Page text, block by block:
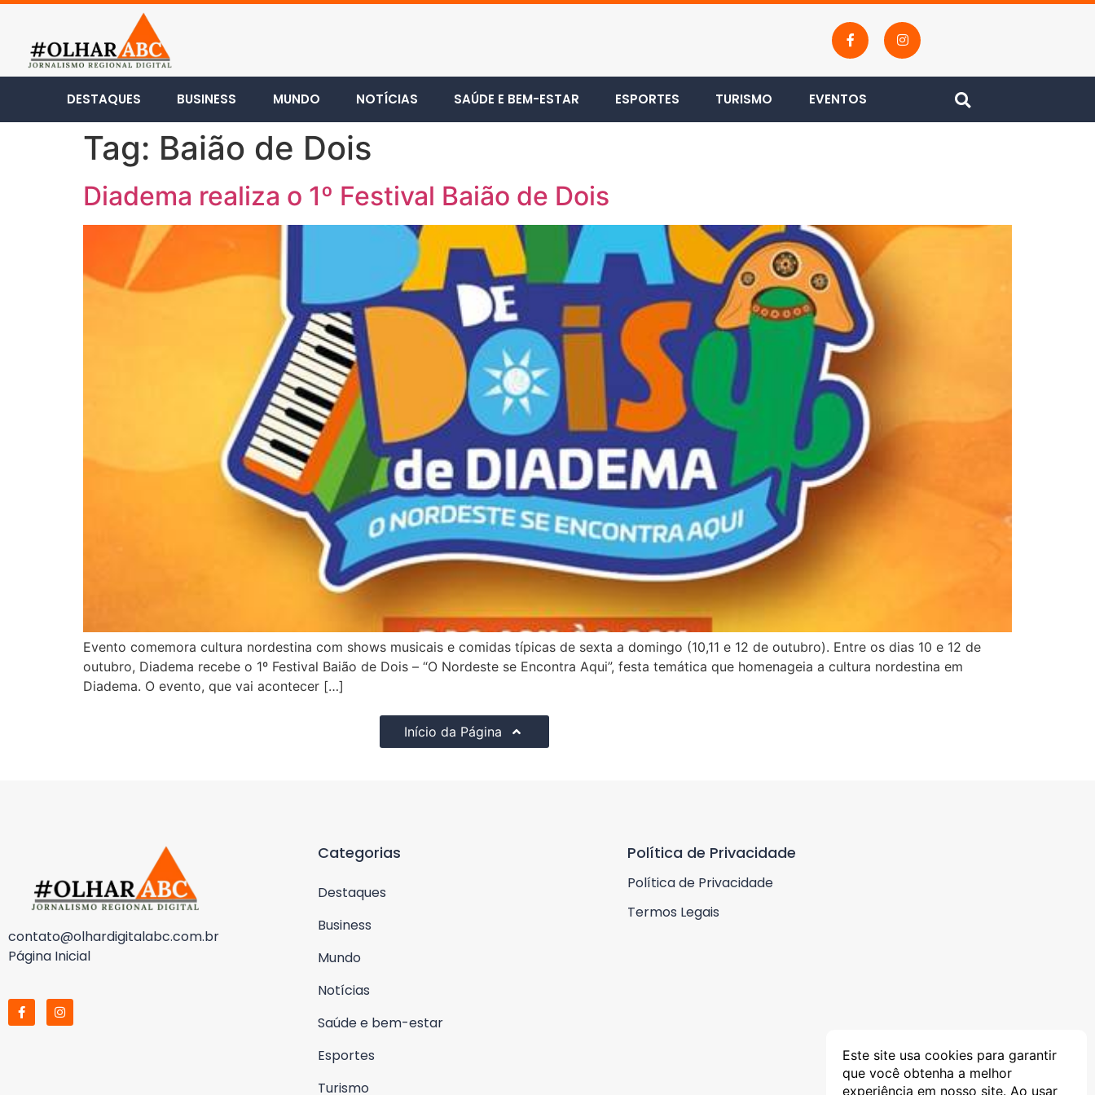
DESTAQUES BUSINESS MUNDO NOTÍCIAS SAÚDE E BEM-ESTAR ESPORTES TURISMO EVENTOS
Tag: Baião de Dois
Diadema realiza o 1º Festival Baião de Dois
Evento comemora cultura nordestina com shows musicais e comidas típicas de sexta a domingo (10,11 e 12 de outubro). Entre os dias 10 e 12 de
outubro, Diadema recebe o 1º Festival Baião de Dois – “O Nordeste se Encontra Aqui”, festa temática que homenageia a cultura nordestina em
Diadema. O evento, que vai acontecer […]
Início da Página
contato@olhardigitalabc.com.br
Página Inicial
Categorias
Destaques
Business
Mundo
Notícias
Saúde e bem-estar
Esportes
Turismo
Política de Privacidade
Política de Privacidade
Termos Legais
Este site usa cookies para garantir
que você obtenha a melhor
experiência em nosso site. Ao usar